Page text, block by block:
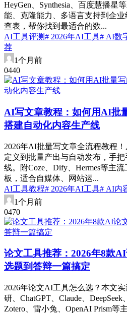
HeyGen、Synthesia、百度慧播星
能、克隆能力、多语言支持到企
查表，帮你找到最适合的数...
AI工具评测# 2026年AI工具# AI数
荐
1个月前
0440
AI写文章教程：如何用AI批
搭建自动化内容生产线
2026年AI批量写文章全流程教程
定义到批量产出与自动发布，手
线。附Coze、Dify、Hermes等主
板，适合自媒体、网站运...
AI工具教程# 2026年AI工具# AI内
1个月前
0470
论文工具推荐：2026年8款
选题到答辩一篇搞定
2026年论文AI工具怎么选？本文
研、ChatGPT、Claude、DeepSeek
Zotero、雷小兔、OpenAI Prism等